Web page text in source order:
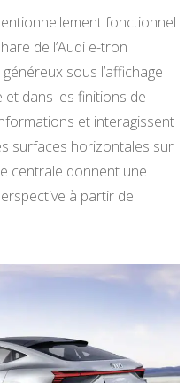
fonctionnel
de l’Audi e-tron
sous l’affichage
dans les finitions de
et interagissent
surfaces horizontales sur
centrale donnent une
à partir de